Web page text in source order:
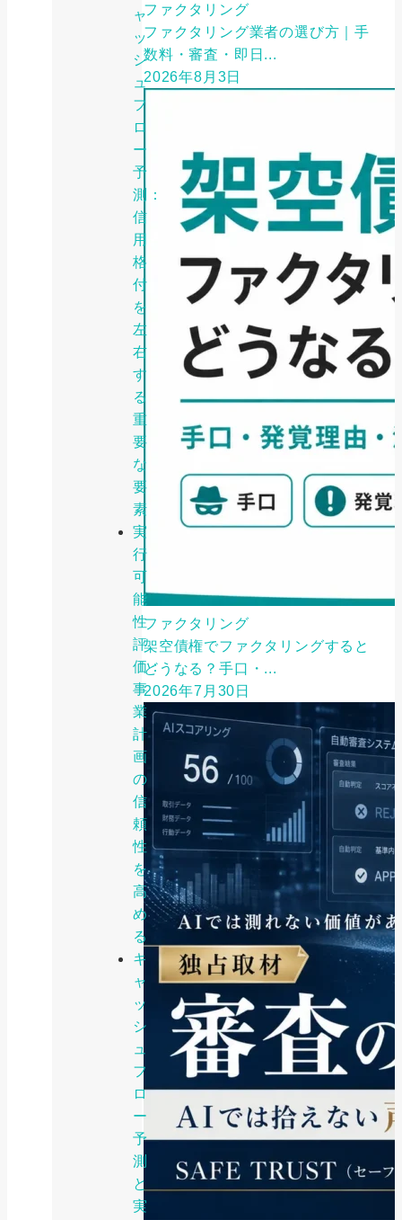
ャ
ッ
シ
ュ
フ
ロ
ー
予
測：
信
用
格
付
を
左
右
す
る
重
要
な
要
素
実
行
可
能
性
評
価：
事
業
計
画
の
信
頼
性
を
高
め
る
キ
ャ
ッ
シ
ュ
フ
ロ
ー
予
測
と
実
ファクタリング
ファクタリング業者の選び方｜手
数料・審査・即日...
2026年8月3日
ファクタリング
架空債権でファクタリングすると
どうなる？手口・...
2026年7月30日